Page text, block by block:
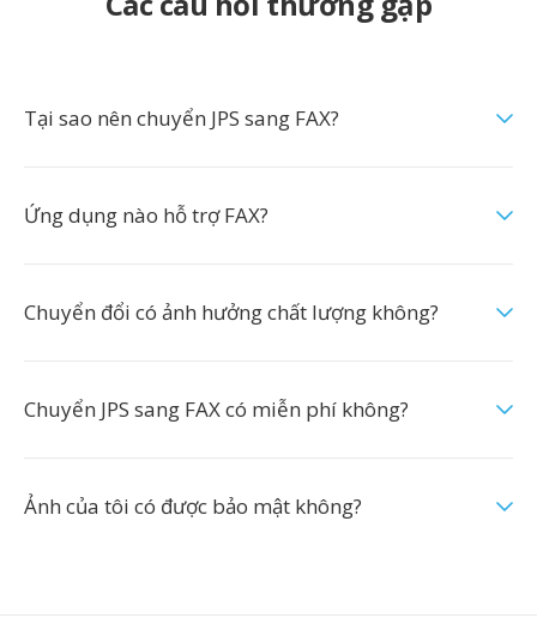
Tại sao nên chuyển JPS sang FAX?
Ứng dụng nào hỗ trợ FAX?
Chuyển đổi có ảnh hưởng chất lượng không?
Chuyển JPS sang FAX có miễn phí không?
Ảnh của tôi có được bảo mật không?